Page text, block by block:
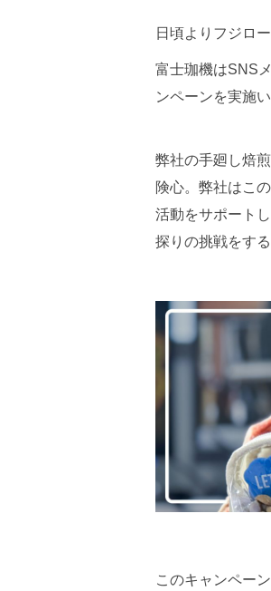
日頃よりフジロ
富士珈機はSNS
ンペーンを実施い
弊社の手廻し焙煎
険心。弊社はこ
活動をサポート
探りの挑戦をす
このキャンペー